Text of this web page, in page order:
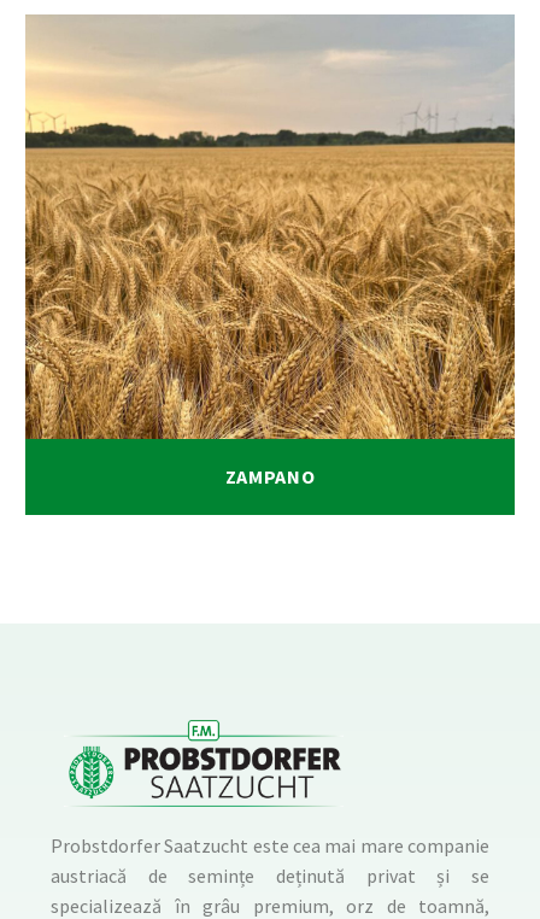
ZAMPANO
Probstdorfer Saatzucht este cea mai mare companie
austriacă de semințe deținută privat și se
specializează în grâu premium, orz de toamnă,